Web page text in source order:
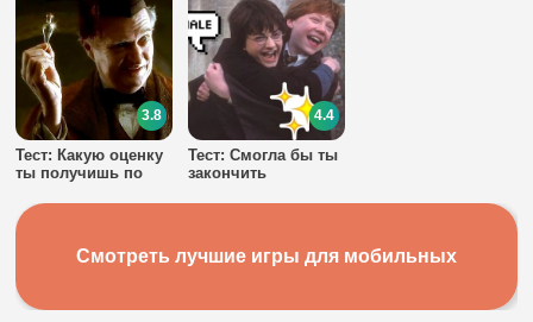
Тест: Какую оценку
ты получишь по
Хогвартсе?
3.8
Тест: Смогла бы ты
закончить
4.4
Смотреть лучшие игры для мобильных